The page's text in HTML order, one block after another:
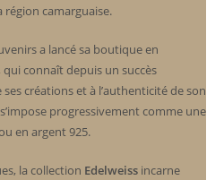
camarguaise.
a lancé sa boutique en
qui connaît depuis un succès
créations et à l’authenticité de son
progressivement comme une
en argent 925.
la collection Edelweiss incarne